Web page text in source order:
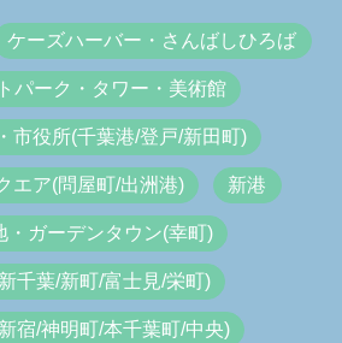
ケーズハーバー・さんばしひろば
パーク・タワー・美術館
市役所(千葉港/登戸/新田町)
エア(問屋町/出洲港) 新港
・ガーデンタウン(幸町)
千葉/新町/富士見/栄町)
宿/神明町/本千葉町/中央)